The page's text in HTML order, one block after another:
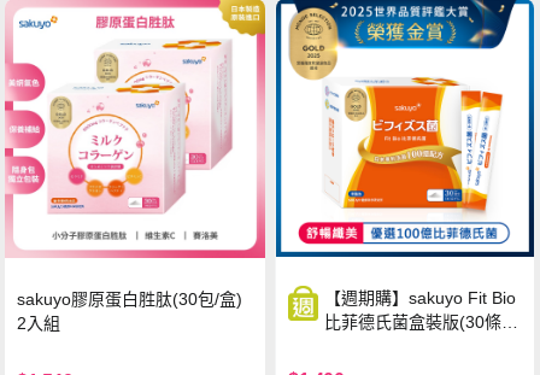
sakuyo膠原蛋白胜肽(30包/盒)
2入組
【週期購】sakuyo Fit Bio
比菲德氏菌盒裝版(30條/